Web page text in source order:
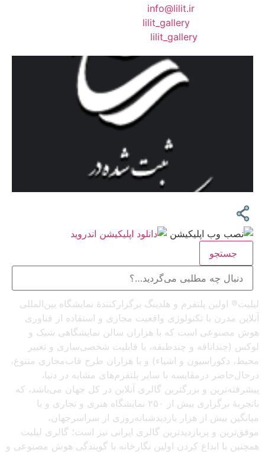
info@lilit.ir
lilit_gallery
lilit_gallery
جستجو
لیلیت® اولین پلتفرم و هلدینگ برگزارکنندهٔ نمایشگاه بین‌المللی
آنلاین مدرن با تکنولوژی واقعیت مجازی و استفاده از فناوری
هوش مصنوعی است که با هزاران سالن نمایشگاهی شیک و
لوکس (چنداتاقه و چندطبقه، با قابلیت شخصی‌سازی و تغییر
محیط، دکوراسیون و اشیاء) و با هزاران طرح قاب‌مجازی متنوع،
درحال‌حاضر درمقایسه با سایر پلتفرم‌های مشابه در دنیا،
پیشرفته‌ترین و بزرگترین گالری آنلاین در کل جهان می‌باشد، که
باتجربهٔ برگزاری بیش از ۲۵۰ نمایشگاه هنری و تجاری و با
میانگین بیش از هزار بازدیدشبانه‌روزی از سراسرجهان،
موفق‌ترین و پربازدیدترین گالری ایرانی نیز است؛ گالری لیلیت
همچنین با ابداع کردن اولین نگارخانه با گویندگی هوش مصنوعی و